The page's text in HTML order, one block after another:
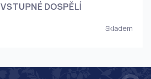
VSTUPNÉ DOSPĚLÍ
Skladem